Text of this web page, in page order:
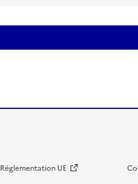
Réglementation UE